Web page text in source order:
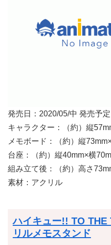
発売日：2020/05/中 発売予定
キャラクター：（約）縦
メモボード：（約）縦
台座：（約）縦40mm×横
組み立て後：（約）高さ
素材：アクリル
ハイキュー!! TO THE
リルメモスタンド